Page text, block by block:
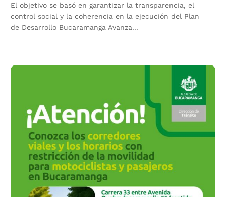
El objetivo se basó en garantizar la transparencia, el
control social y la coherencia en la ejecución del Plan
de Desarrollo Bucaramanga Avanza...